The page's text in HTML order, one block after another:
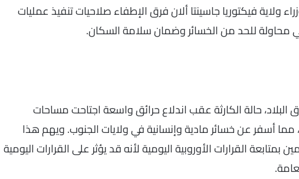
فيكتوريا جاسينتا ألان فرق الإطفاء صلاحيات تنفيذ عمليات
محاولة للحد من الخسائر وضمان سلامة السكان.
حالة الكارثة عقب اندلاع حرائق واسعة اجتاحت مساحات
أسفر عن خسائر مادية وإنسانية في ولايات الجنوب. ويهم هذا
القرارات الأوروبية اليومية لأنه قد يؤثر على القرارات اليومية